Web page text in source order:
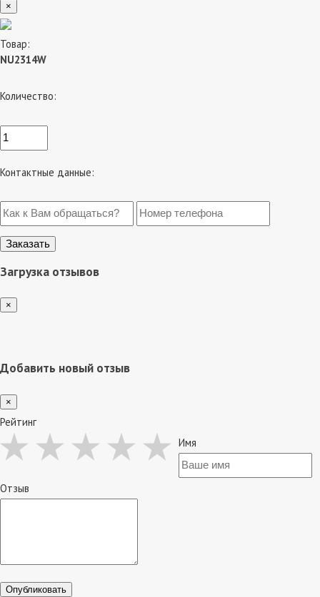
×
Товар:
NU2314W
Количество:
Контактные данные:
Загрузка отзывов
×
Добавить новый отзыв
×
Рейтинг
Имя
Отзыв
Опубликовать